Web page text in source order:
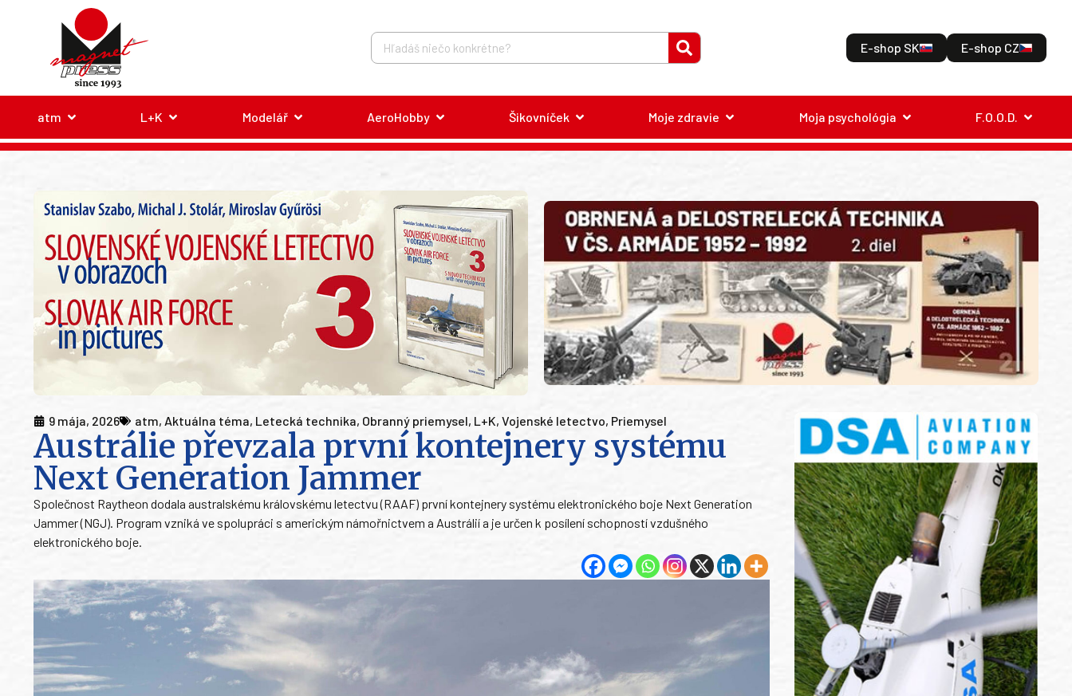
E-shop SK E-shop CZ
atm L+K Modelář AeroHobby Šikovníček Moje zdravie Moja psychológia F.O.O.D.
9 mája, 2026 atm, Aktuálna téma, Letecká technika, Obranný priemysel, L+K, Vojenské letectvo, Priemysel
Austrálie převzala první kontejnery systému
Next Generation Jammer
Společnost Raytheon dodala australskému královskému letectvu (RAAF) první kontejnery systému elektronického boje Next Generation
Jammer (NGJ). Program vzniká ve spolupráci s americkým námořnictvem a Austrálií a je určen k posílení schopností vzdušného
elektronického boje.